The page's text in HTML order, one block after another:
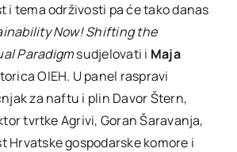
i tema održivosti pa će tako danas
Now! Shifting the
Paradigmsudjelovati i Maja
OIEH. U panel raspravi
za naftu i plin Davor Štern,
tvrtke Agrivi, Goran Šaravanja,
Hrvatske gospodarske komore i